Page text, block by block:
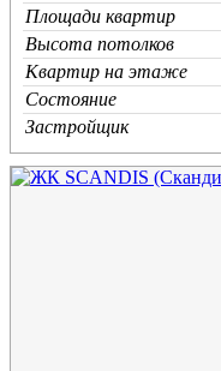
Площади квартир
Высота потолков
Квартир на этаже
Состояние
Застройщик